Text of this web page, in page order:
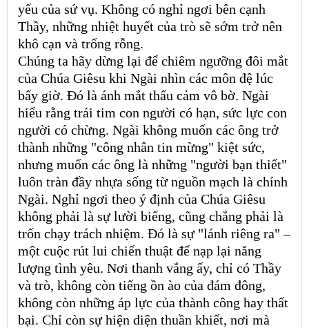
yếu của sứ vụ. Không có nghỉ ngơi bên cạnh
Thầy, những nhiệt huyết của trò sẽ sớm trở nên
khô cạn và trống rỗng.
Chúng ta hãy dừng lại để chiêm ngưỡng đôi mắt
của Chúa Giêsu khi Ngài nhìn các môn đệ lúc
bấy giờ. Đó là ánh mắt thấu cảm vô bờ. Ngài
hiểu rằng trái tim con người có hạn, sức lực con
người có chừng. Ngài không muốn các ông trở
thành những "công nhân tin mừng" kiệt sức,
nhưng muốn các ông là những "người bạn thiết"
luôn tràn đầy nhựa sống từ nguồn mạch là chính
Ngài. Nghỉ ngơi theo ý định của Chúa Giêsu
không phải là sự lười biếng, cũng chẳng phải là
trốn chạy trách nhiệm. Đó là sự "lánh riêng ra" –
một cuộc rút lui chiến thuật để nạp lại năng
lượng tình yêu. Nơi thanh vắng ấy, chỉ có Thầy
và trò, không còn tiếng ồn ào của đám đông,
không còn những áp lực của thành công hay thất
bại. Chỉ còn sự hiện diện thuần khiết, nơi mà